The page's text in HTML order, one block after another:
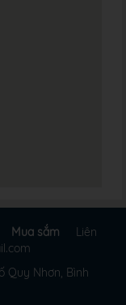
Mua sắm
Liên
Quy Nhơn, Bình